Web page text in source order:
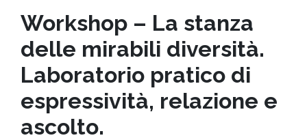
Workshop – La stanza
delle mirabili diversità.
Laboratorio pratico di
espressività, relazione e
ascolto.